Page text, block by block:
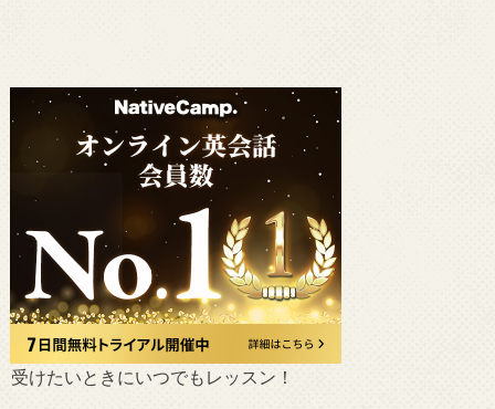
受けたいときにいつでもレッスン！